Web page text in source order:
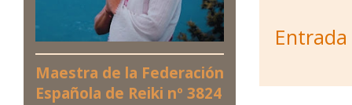
Maestra de la Federación
Española de Reiki nº 3824